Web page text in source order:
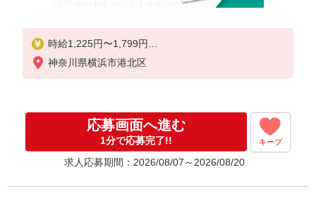
時給1,225円〜1,799円
★土日祝日は時給100円アップ！
神奈川県横浜市港北区
応募画面へ進む
1分で応募完了!! キープ
求人応募期間：2026/08/07～2026/08/20